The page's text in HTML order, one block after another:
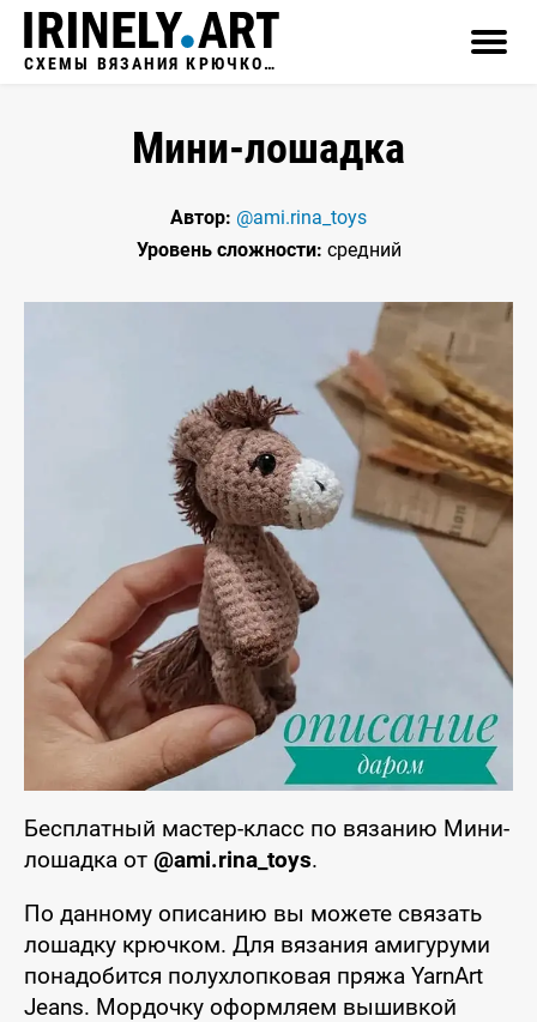
СХЕМЫ ВЯЗАНИЯ КРЮЧКОМ
Мини-лошадка
Автор: @ami.rina_toys
Уровень сложности: средний
Бесплатный мастер-класс по вязанию Мини-
лошадка от @ami.rina_toys.
По данному описанию вы можете связать
лошадку крючком. Для вязания амигуруми
понадобится полухлопковая пряжа YarnArt
Jeans. Мордочку оформляем вышивкой